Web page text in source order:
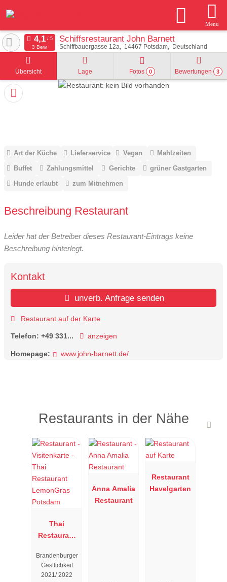
Menu
Schiffsrestaurant John Barnett
Schiffbauergasse 12a 14467 Potsdam Deutschland
3 Bew.
Übersicht Lage Fotos 0 Bewertungen 3
Art der Küche Lieferservice Vegan
Mahlzeiten
Buffet
Zahlungsmittel Gerichte
grüner Gastgarten
Hunde erlaubt
zum Mitnehmen
Beschreibung Restaurant
Leider hat der Betreiber dieses Restaurant-Eintrags keine
Beschreibung hinterlegt.
Kontakt
unverb. Anfrage senden
Restaurant auf der Karte
Telefon: +49 331... anzeigen
Homepage: www.john-barnett.de/
Restaurants in der Nähe
Thai
Restaurant
Potsdam
Brandenburger
Gastlichkeit
2021/ 2022
Anna Amalia
Restaurant
Restaurant
Havelgarten